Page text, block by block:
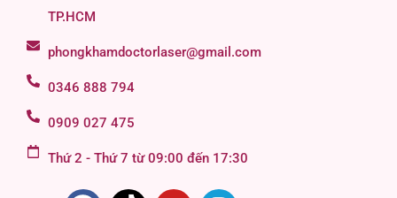
TP.HCM
phongkhamdoctorlaser@gmail.com
0346 888 794
0909 027 475
Thứ 2 - Thứ 7 từ 09:00 đến 17:30